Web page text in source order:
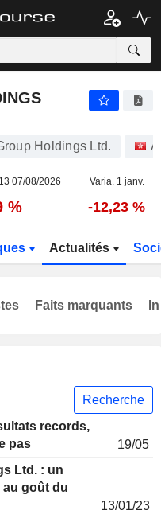
Holdings Ltd.
07/08/2026 Varia. 1 janv.
% -12,23 %
Actualités
Recherche
records,
pas
19/05
Ltd. : un
goût du
13/01/23
Faits marquants